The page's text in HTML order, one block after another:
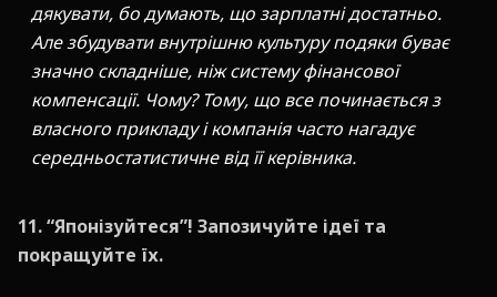
дякувати, бо думають, що зарплатні достатньо.
Але збудувати внутрішню культуру подяки буває
значно складніше, ніж систему фінансової
компенсації. Чому? Тому, що все починається з
власного прикладу і компанія часто нагадує
середньостатистичне від її керівника.
11. “Японізуйтеся”! Запозичуйте ідеї та
покращуйте їх.